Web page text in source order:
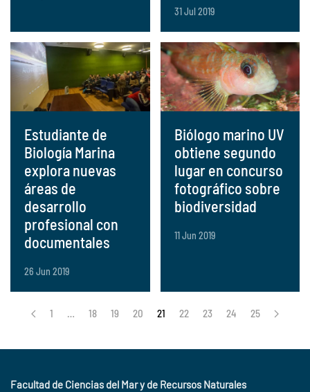
31 Jul 2019
Estudiante de
Biología Marina
explora nuevas
áreas de
desarrollo
profesional con
documentales
26 Jun 2019
Biólogo marino UV
obtiene segundo
lugar en concurso
fotográfico sobre
biodiversidad
11 Jun 2019
1 … 18 19 20 21 22 23 24 25
Facultad de Ciencias del Mar y de Recursos Naturales